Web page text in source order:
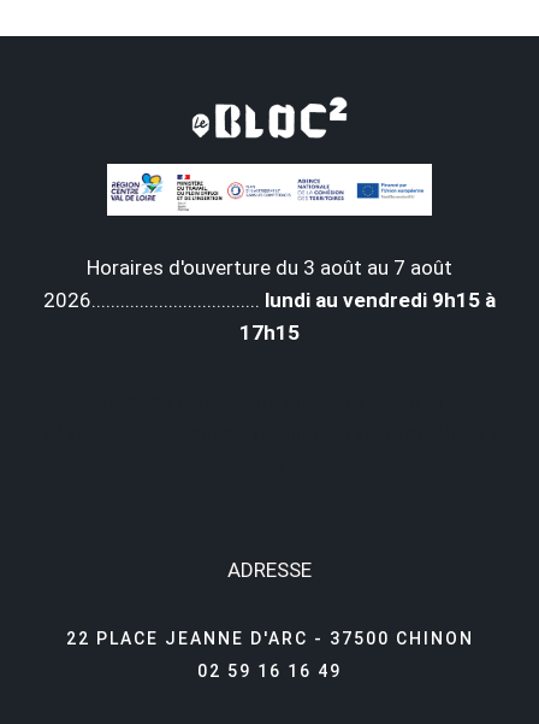
Horaires d'ouverture du 3 août au 7 août
2026................................... lundi au vendredi 9h15 à
17h15
ADRESSE
22 PLACE JEANNE D'ARC - 37500 CHINON
02 59 16 16 49